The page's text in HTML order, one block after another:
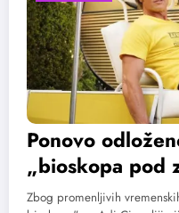
Ponovo
„bioskopa pod
Zbog promenljivih